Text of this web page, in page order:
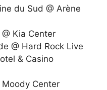
du Sud @ Arène
Kia Center
@ Hard Rock Live
& Casino
Center